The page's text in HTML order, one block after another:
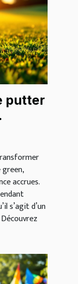
putter
accrues.
s’agit d’un